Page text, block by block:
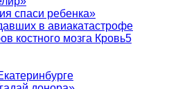
спаси ребенка»
в авиакатастрофе
костного мозга Кровь5